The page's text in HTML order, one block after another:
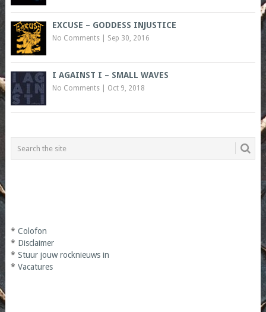
EXCUSE – GODDESS INJUSTICE
No Comments| Sep 30, 2016
I AGAINST I – SMALL WAVES
No Comments| Oct 9, 2018
* Colofon
* Disclaimer
* Stuur jouw rocknieuws in
* Vacatures